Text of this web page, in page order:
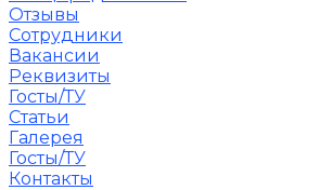
Отзывы
Сотрудники
Вакансии
Реквизиты
Госты/ТУ
Статьи
Галерея
Госты/ТУ
Контакты